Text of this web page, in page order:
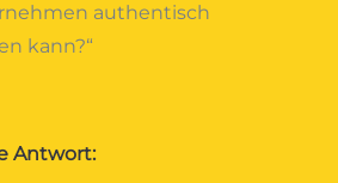
authentisch
kann?“
Antwort: